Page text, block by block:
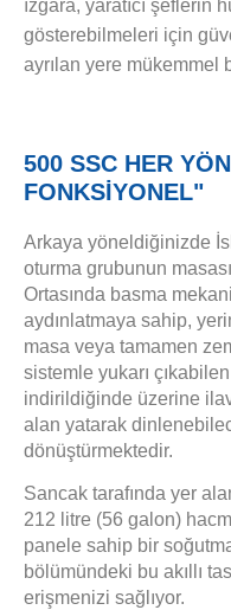
ızgara, yaratıcı şeflerin
gösterebilmeleri için
ayrılan yere mükemmel
500 SSC HER
FONKSİYONEL"
Arkaya yöneldiğinizde
oturma grubunun
Ortasında basma
aydınlatmaya sahip,
masa veya tamamen
sistemle yukarı
indirildiğinde üzerine
alan yatarak
dönüştürmektedir.
Sancak tarafında yer
212 litre (56 galon)
panele sahip bir
bölümündeki bu akıllı
erişmenizi sağlıyor.